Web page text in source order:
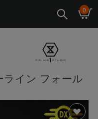
0
ライン フォール